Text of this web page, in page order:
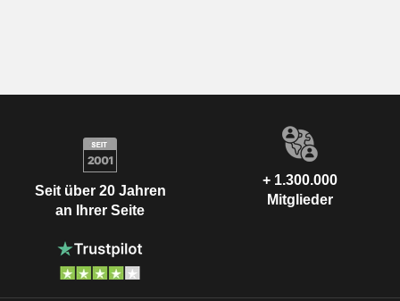
Seit über 20 Jahren
an Ihrer Seite
+ 1.300.000
Mitglieder